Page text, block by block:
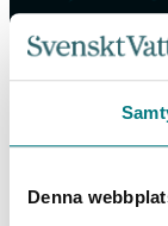
Denna